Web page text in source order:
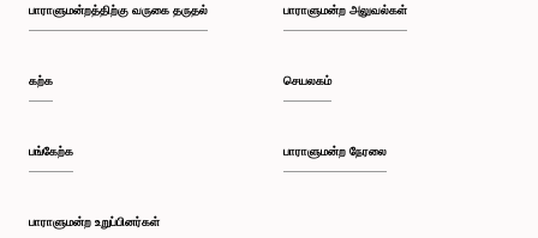
பாராளுமன்றத்திற்கு வருகை தருதல்
கற்க
பங்கேற்க
பாராளுமன்ற உறுப்பினர்கள்
பாராளுமன்ற அலுவல்கள்
செயலகம்
பாராளுமன்ற நேரலை